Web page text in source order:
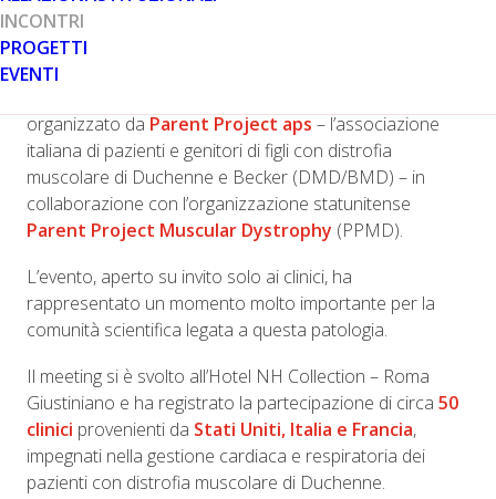
INCONTRI
PROGETTI
EVENTI
cura nella gestione clinica
Dal 7 al 9 aprile si è tenuto a Roma il meeting
organizzato da Parent Project aps – l’associazione
italiana di pazienti e genitori di figli con distrofia
muscolare di Duchenne e Becker (DMD/BMD) – in
collaborazione con l’organizzazione statunitense
Parent Project Muscular Dystrophy (PPMD).
L’evento, aperto su invito solo ai clinici, ha
rappresentato un momento molto importante per la
comunità scientifica legata a questa patologia.
Il meeting si è svolto all’Hotel NH Collection – Roma
Giustiniano e ha registrato la partecipazione di circa 50
clinici provenienti da Stati Uniti, Italia e Francia,
impegnati nella gestione cardiaca e respiratoria dei
pazienti con distrofia muscolare di Duchenne.